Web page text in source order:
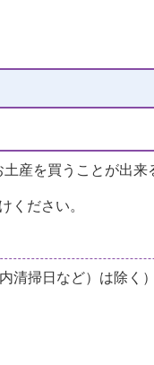
産を買うことが出来
ください。
清掃日など）は除く）